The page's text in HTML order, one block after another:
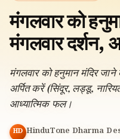
मंगलवार को
मंगलवार दर्शन,
मंगलवार को हनुमान मंदिर
अर्पित करें (सिंदूर, लड्डू,
आध्यात्मिक फल।
HD HinduTone Dharma